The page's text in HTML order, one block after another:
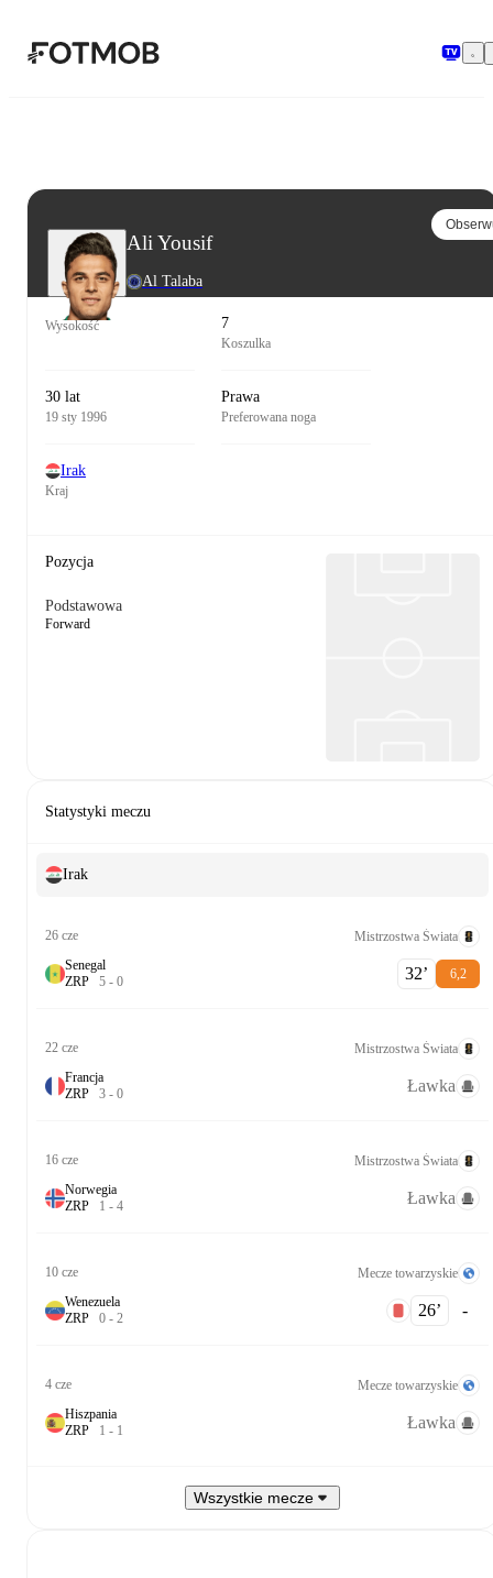
Ali Yousif
Al Talaba
Wysokość 7
Koszulka
30 lat
19 sty 1996
Prawa
Preferowana noga
Irak
Kraj
Pozycja
Podstawowa
Forward
Statystyki meczu
Irak
26 cze
Mistrzostwa Świata
Senegal
ZRP 5 - 0 32‎’‎ 6,2
22 cze
Mistrzostwa Świata
Francja
ZRP 3 - 0 Ławka
16 cze
Mistrzostwa Świata
Norwegia
ZRP 1 - 4 Ławka
10 cze
Mecze towarzyskie
Wenezuela
ZRP 0 - 2 26‎’‎ -
4 cze
Mecze towarzyskie
Hiszpania
ZRP 1 - 1 Ławka
Wszystkie mecze